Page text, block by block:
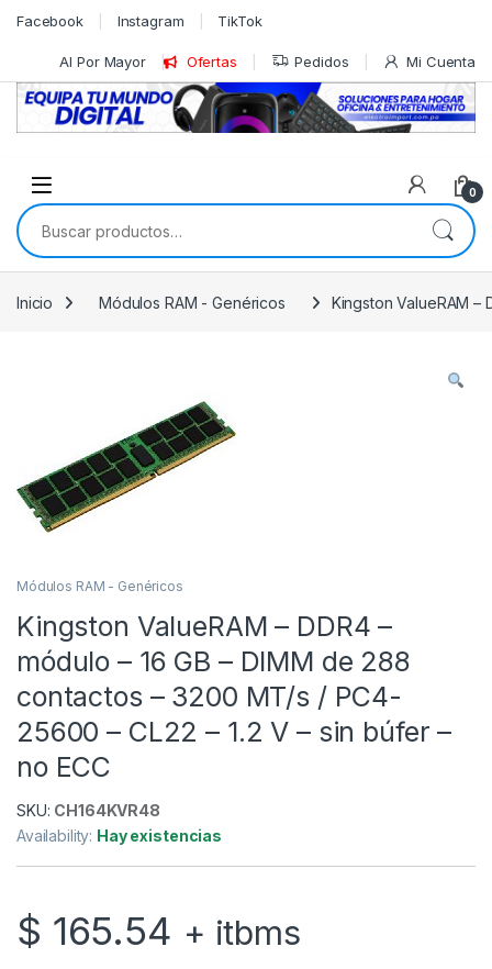
Skip to navigation
Skip to content
Facebook Instagram TikTok
Al Por Mayor Ofertas Pedidos Mi Cuenta
0
Buscar por:
Inicio Módulos RAM - Genéricos Kingston ValueRAM –
Módulos RAM - Genéricos
Kingston ValueRAM – DDR4 –
módulo – 16 GB – DIMM de 288
contactos – 3200 MT/s / PC4-
25600 – CL22 – 1.2 V – sin búfer –
no ECC
SKU: CH164KVR48
Availability: Hay existencias
$ 165.54 + itbms